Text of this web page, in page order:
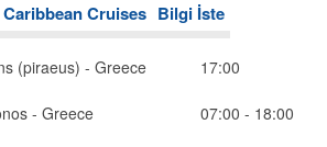
Cruises Bilgi İste
(piraeus) - Greece 17:00
- Greece 07:00 - 18:00